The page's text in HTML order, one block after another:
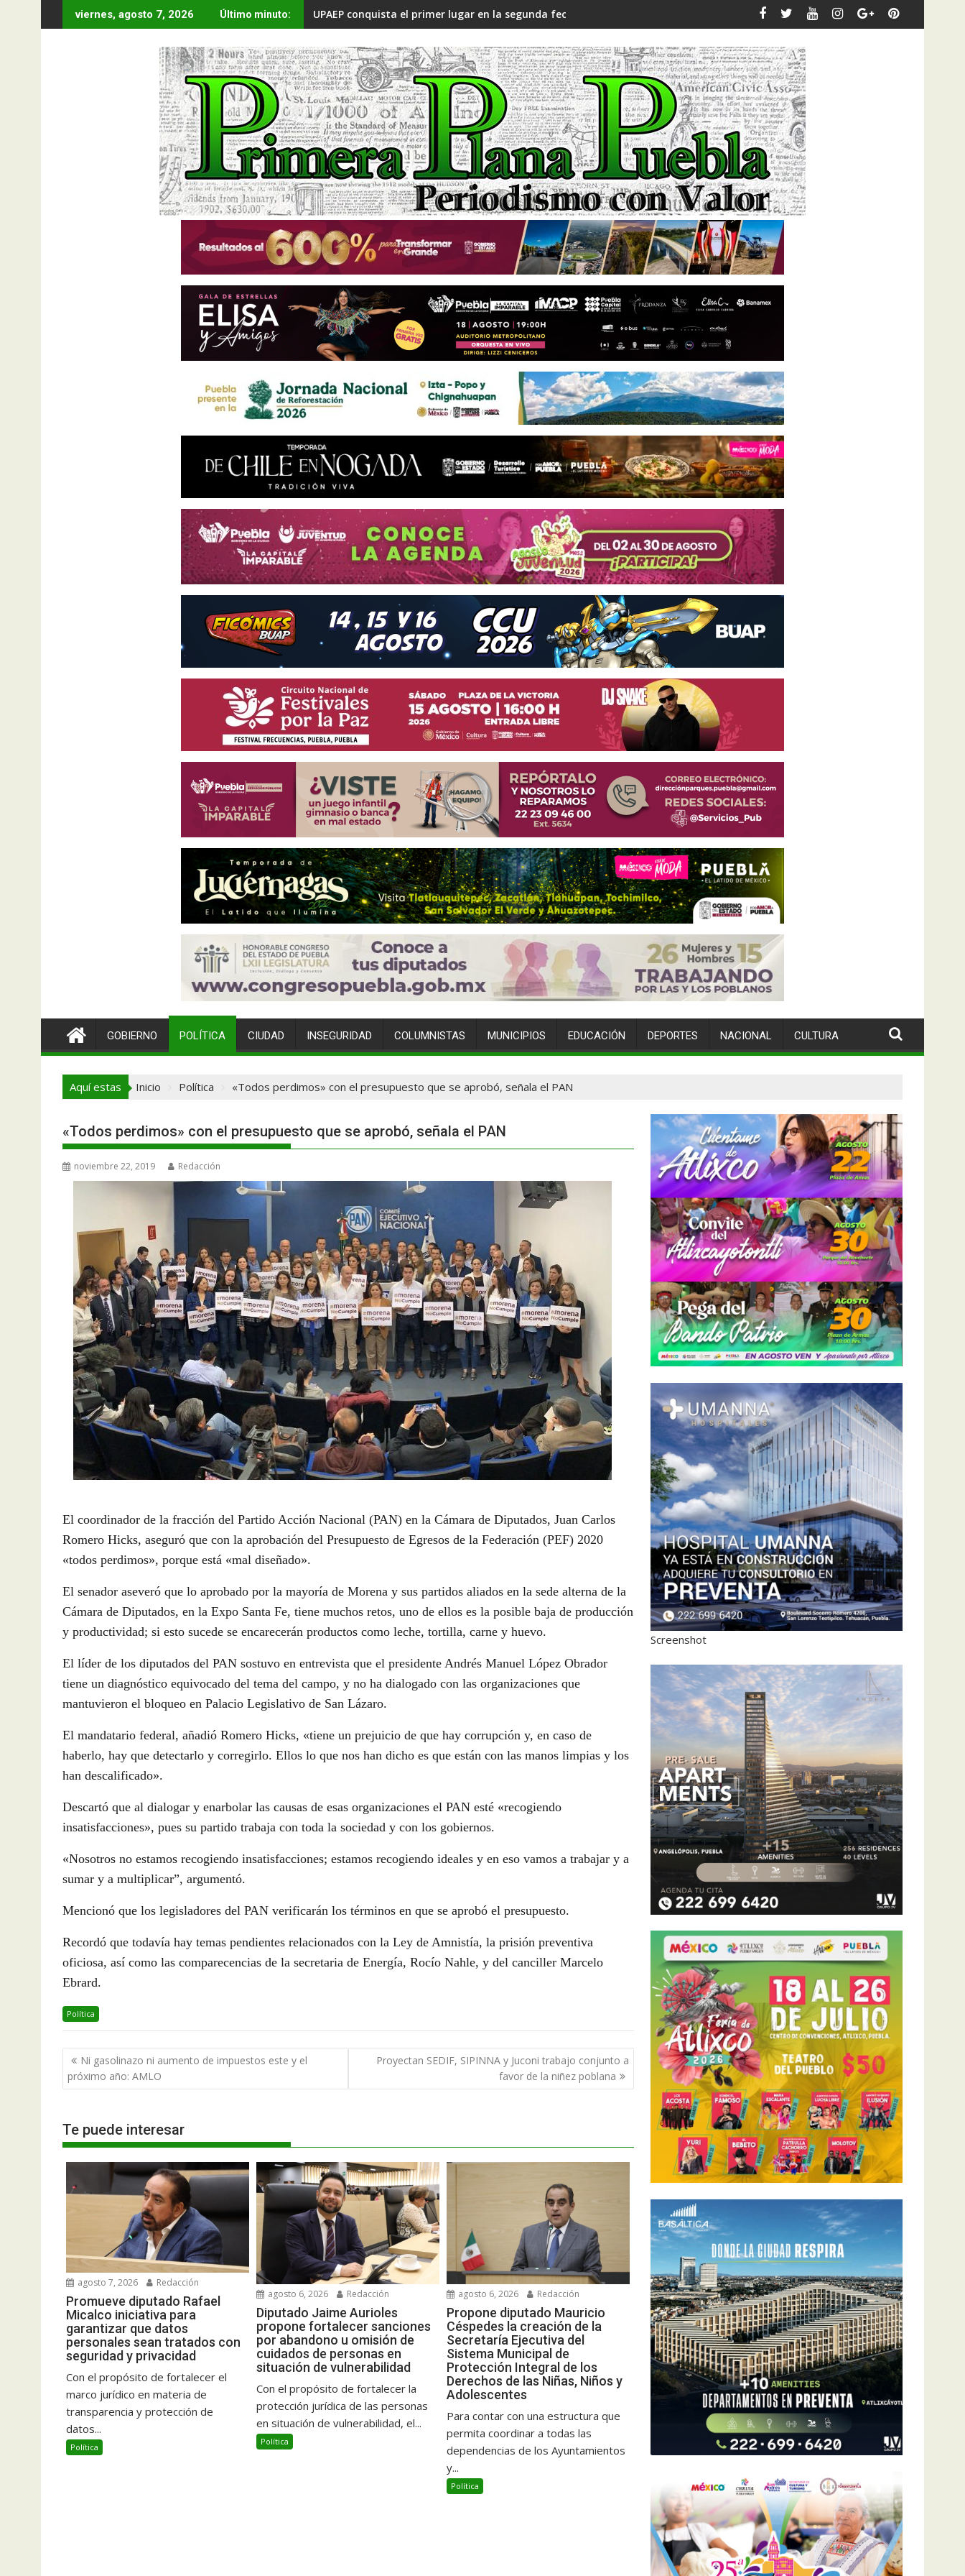
al
viernes, agosto 7, 2026 Último minuto: UPAEP conquista el primer lugar en la segunda fecha del Campeonato Electratón 2026
GOBIERNO POLÍTICA CIUDAD INSEGURIDAD COLUMNISTAS MUNICIPIOS EDUCACIÓN DEPORTES NACIONAL CULTURA
Aquí estas Inicio Política «Todos perdimos» con el presupuesto que se aprobó, señala el PAN
«Todos perdimos» con el presupuesto que se aprobó, señala el PAN
noviembre 22, 2019 Redacción
El coordinador de la fracción del Partido Acción Nacional (PAN) en la Cámara de Diputados, Juan Carlos
Romero Hicks, aseguró que con la aprobación del Presupuesto de Egresos de la Federación (PEF) 2020
«todos perdimos», porque está «mal diseñado».
El senador aseveró que lo aprobado por la mayoría de Morena y sus partidos aliados en la sede alterna de la
Cámara de Diputados, en la Expo Santa Fe, tiene muchos retos, uno de ellos es la posible baja de producción
y productividad; si esto sucede se encarecerán productos como leche, tortilla, carne y huevo.
El líder de los diputados del PAN sostuvo en entrevista que el presidente Andrés Manuel López Obrador
tiene un diagnóstico equivocado del tema del campo, y no ha dialogado con las organizaciones que
mantuvieron el bloqueo en Palacio Legislativo de San Lázaro.
El mandatario federal, añadió Romero Hicks, «tiene un prejuicio de que hay corrupción y, en caso de
haberlo, hay que detectarlo y corregirlo. Ellos lo que nos han dicho es que están con las manos limpias y los
han descalificado».
Descartó que al dialogar y enarbolar las causas de esas organizaciones el PAN esté «recogiendo
insatisfacciones», pues su partido trabaja con toda la sociedad y con los gobiernos.
«Nosotros no estamos recogiendo insatisfacciones; estamos recogiendo ideales y en eso vamos a trabajar y a
sumar y a multiplicar”, argumentó.
Mencionó que los legisladores del PAN verificarán los términos en que se aprobó el presupuesto.
Recordó que todavía hay temas pendientes relacionados con la Ley de Amnistía, la prisión preventiva
oficiosa, así como las comparecencias de la secretaria de Energía, Rocío Nahle, y del canciller Marcelo
Ebrard.
Política
Navegación
de
entradas
Ni gasolinazo ni aumento de impuestos este y el
próximo año: AMLO
Proyectan SEDIF, SIPINNA y Juconi trabajo conjunto a
favor de la niñez poblana
Te puede interesar
agosto 7, 2026 Redacción
Promueve diputado Rafael
Micalco iniciativa para
garantizar que datos
personales sean tratados con
seguridad y privacidad
Con el propósito de fortalecer el
marco jurídico en materia de
transparencia y protección de
datos...
Política
agosto 6, 2026 Redacción
Diputado Jaime Aurioles
propone fortalecer sanciones
por abandono u omisión de
cuidados de personas en
situación de vulnerabilidad
Con el propósito de fortalecer la
protección jurídica de las personas
en situación de vulnerabilidad, el...
Política
agosto 6, 2026 Redacción
Propone diputado Mauricio
Céspedes la creación de la
Secretaría Ejecutiva del
Sistema Municipal de
Protección Integral de los
Derechos de las Niñas, Niños y
Adolescentes
Para contar con una estructura que
permita coordinar a todas las
dependencias de los Ayuntamientos
y...
Política
Screenshot